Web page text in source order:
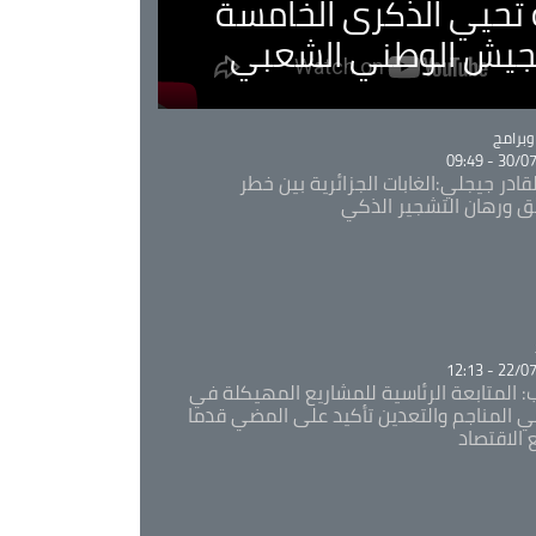
تحيي الذكرى الخامسة
الوطني الشعبي
30/07/
جيجلي:الغابات الجزائرية بين خطر
ورهان التشجير الذكي
22/07/
المتابعة الرئاسية للمشاريع المهيكلة في
المناجم والتعدين تأكيد على المضي قدما
الاقتصاد